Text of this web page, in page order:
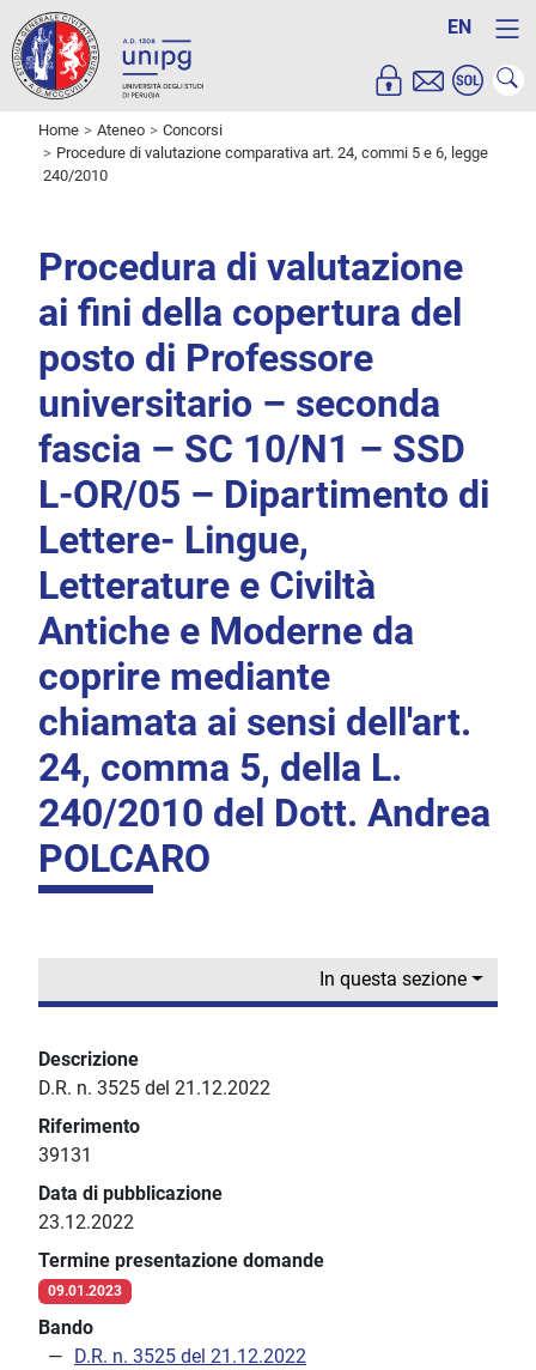
EN
Home Ateneo
Concorsi
Procedure di valutazione comparativa art. 24, commi 5 e 6, legge
240/2010
Procedura di valutazione
ai fini della copertura del
posto di Professore
universitario – seconda
fascia – SC 10/N1 – SSD
L-OR/05 – Dipartimento di
Lettere- Lingue,
Letterature e Civiltà
Antiche e Moderne da
coprire mediante
chiamata ai sensi dell'art.
24, comma 5, della L.
240/2010 del Dott. Andrea
POLCARO
In questa sezione
Descrizione
D.R. n. 3525 del 21.12.2022
Riferimento
39131
Data di pubblicazione
23.12.2022
Termine presentazione domande
09.01.2023
Bando
D.R. n. 3525 del 21.12.2022